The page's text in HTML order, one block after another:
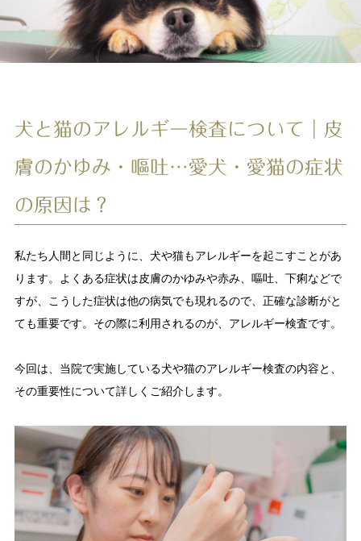
犬と猫のアレルギー検査について｜皮
膚のかゆみ・嘔吐…愛犬・愛猫の症状
の原因は？
私たち人間と同じように、犬や猫もアレルギーを起こすことがあ
ります。よくある症状は皮膚のかゆみや赤み、嘔吐、下痢などで
すが、こうした症状は他の病気でも現れるので、正確な診断がと
ても重要です。その際に利用されるのが、アレルギー検査です。
今回は、当院で実施している犬や猫のアレルギー検査の内容と、
その重要性について詳しくご紹介します。